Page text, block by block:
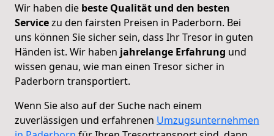
Wir haben die beste Qualität und den besten
Servicezu den fairsten Preisen in Paderborn. Bei
uns können Sie sicher sein, dass Ihr Tresor in guten
Händen ist. Wir haben jahrelange Erfahrung und
wissen genau, wie man einen Tresor sicher in
Paderborn transportiert.
Wenn Sie also auf der Suche nach einem
zuverlässigen und erfahrenen Umzugsunternehmen